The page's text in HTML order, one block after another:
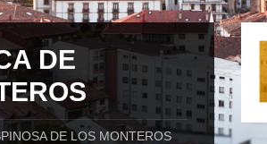
DE
DE LOS MONTEROS